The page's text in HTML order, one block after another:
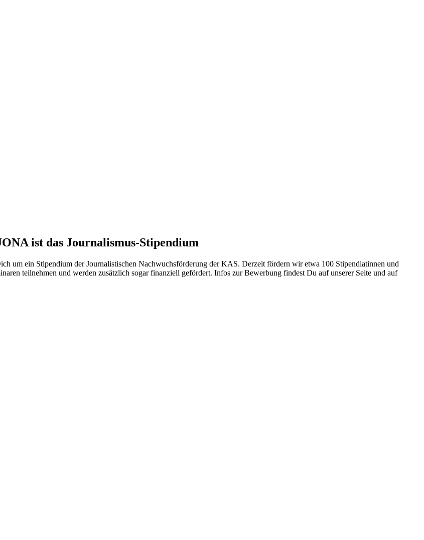
ist das Journalismus-Stipendium
um ein Stipendium der Journalistischen Nachwuchsförderung der KAS. Derzeit fördern wir etwa 100 Stipendiatinnen und
teilnehmen und werden zusätzlich sogar finanziell gefördert. Infos zur Bewerbung findest Du auf unserer Seite und auf